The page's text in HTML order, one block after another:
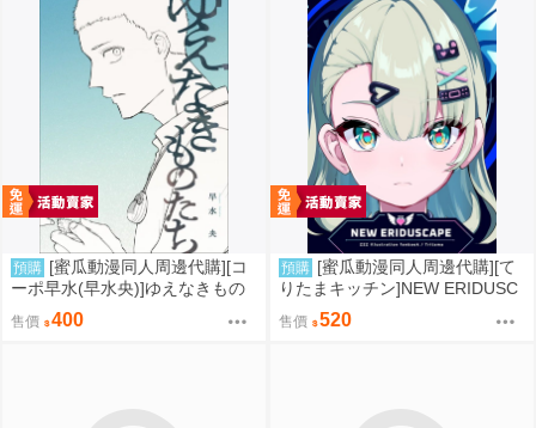
預購 [蜜瓜動漫同人周邊代購][コ
ーポ早水(早水央)]ゆえなきもの
たち(同人誌)
售價 400
預購 [蜜瓜動漫同人周邊代購][て
りたまキッチン]NEW ERIDUSC
APE(絕區零)(同人誌)
售價 520